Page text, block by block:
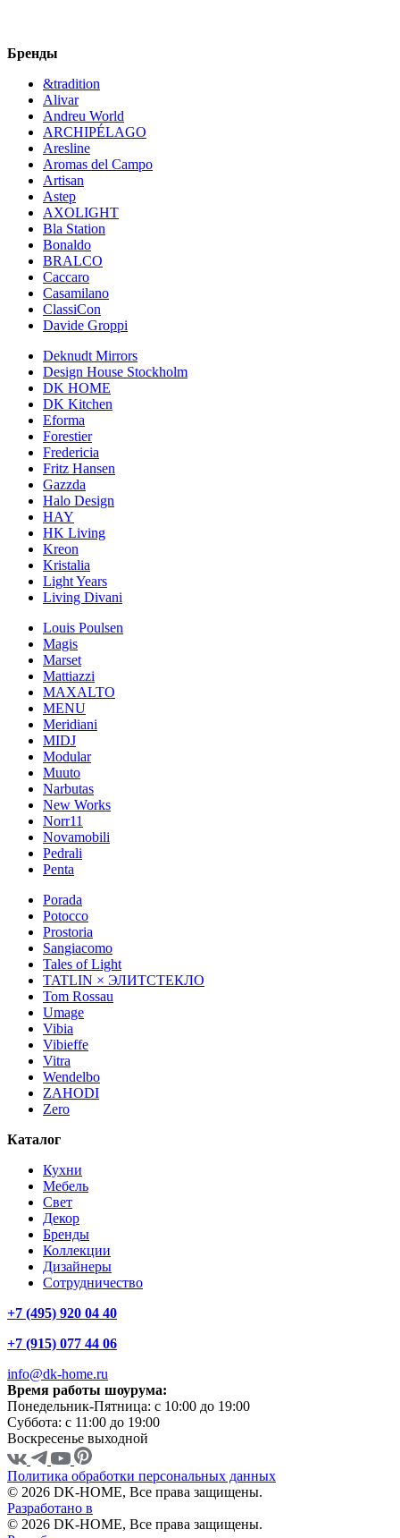
Бренды
&tradition
Alivar
Andreu World
ARCHIPÉLAGO
Aresline
Aromas del Campo
Artisan
Astep
AXOLIGHT
Bla Station
Bonaldo
BRALCO
Caccaro
Casamilano
ClassiCon
Davide Groppi
Deknudt Mirrors
Design House Stockholm
DK HOME
DK Kitchen
Eforma
Forestier
Fredericia
Fritz Hansen
Gazzda
Halo Design
HAY
HK Living
Kreon
Kristalia
Light Years
Living Divani
Louis Poulsen
Magis
Marset
Mattiazzi
MAXALTO
MENU
Meridiani
MIDJ
Modular
Muuto
Narbutas
New Works
Norr11
Novamobili
Pedrali
Penta
Porada
Potocco
Prostoria
Sangiacomo
Tales of Light
TATLIN × ЭЛИТСТЕКЛО
Tom Rossau
Umage
Vibia
Vibieffe
Vitra
Wendelbo
ZAHODI
Zero
Каталог
Кухни
Мебель
Свет
Декор
Бренды
Коллекции
Дизайнеры
Сотрудничество
+7 (495) 920 04 40
+7 (915) 077 44 06
info@dk-home.ru
Время работы шоурума:
Понедельник-Пятница: c 10:00 до 19:00
Суббота: c 11:00 до 19:00
Воскресенье выходной
Политика обработки персональных данных
© 2026 DK-HOME, Все права защищены.
Разработано в
© 2026 DK-HOME, Все права защищены.